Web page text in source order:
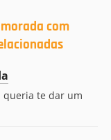
com
queria te dar um